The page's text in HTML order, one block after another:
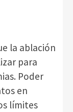
la ablación
para
Poder
en
límites